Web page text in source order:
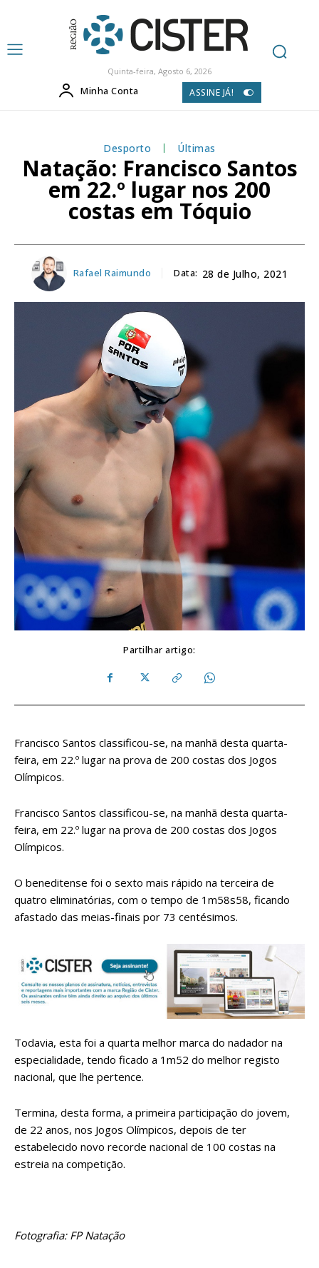
Quinta-feira, Agosto 6, 2026
Minha Conta ASSINE JÁ!
Desporto Últimas
Natação: Francisco Santos
em 22.º lugar nos 200
costas em Tóquio
Rafael Raimundo Data: 28 de Julho, 2021
Partilhar artigo:
Francisco Santos classificou-se, na manhã desta quarta-
feira, em 22.º lugar na prova de 200 costas dos Jogos
Olímpicos.
Francisco Santos classificou-se, na manhã desta quarta-
feira, em 22.º lugar na prova de 200 costas dos Jogos
Olímpicos.
O beneditense foi o sexto mais rápido na terceira de
quatro eliminatórias, com o tempo de 1m58s58, ficando
afastado das meias-finais por 73 centésimos.
Todavia, esta foi a quarta melhor marca do nadador na
especialidade, tendo ficado a 1m52 do melhor registo
nacional, que lhe pertence.
Termina, desta forma, a primeira participação do jovem,
de 22 anos, nos Jogos Olímpicos, depois de ter
estabelecido novo recorde nacional de 100 costas na
estreia na competição.
Fotografia: FP Natação